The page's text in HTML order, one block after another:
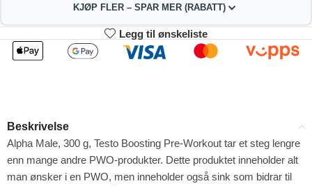
KJØP FLER – SPAR MER (RABATT)
2
395.01
kr
3-4
391.02
4%
Legg til ønskeliste
Beskrivelse
Alpha Male, 300 g, Testo Boosting Pre-Workout tar et steg lengre
enn mange andre PWO-produkter. Dette produktet inneholder alt
man ønsker i en PWO, men inneholder også sink som bidrar til